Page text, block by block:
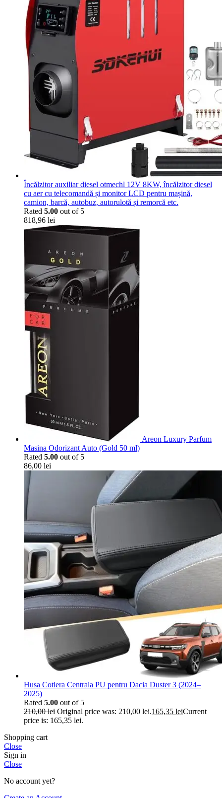
Încălzitor auxiliar diesel otmechl 12V 8KW, încălzitor diesel
cu aer cu telecomandă și monitor LCD pentru mașină,
camion, barcă, autobuz, autorulotă și remorcă etc.
Rated 5.00 out of 5
818,96 lei
Areon Luxury Parfum
Masina Odorizant Auto (Gold 50 ml)
Rated 5.00 out of 5
86,00 lei
Husa Cotiera Centrala PU pentru Dacia Duster 3 (2024–
2025)
Rated 5.00 out of 5
210,00lei Original price was: 210,00 lei.165,35 leiCurrent
price is: 165,35 lei.
Shopping cart
Close
Sign in
Close
No account yet?